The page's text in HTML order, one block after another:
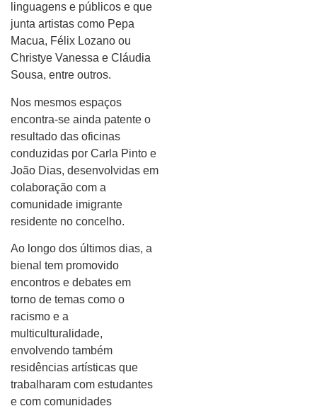
linguagens e públicos e que
junta artistas como Pepa
Macua, Félix Lozano ou
Christye Vanessa e Cláudia
Sousa, entre outros.
Nos mesmos espaços
encontra-se ainda patente o
resultado das oficinas
conduzidas por Carla Pinto e
João Dias, desenvolvidas em
colaboração com a
comunidade imigrante
residente no concelho.
Ao longo dos últimos dias, a
bienal tem promovido
encontros e debates em
torno de temas como o
racismo e a
multiculturalidade,
envolvendo também
residências artísticas que
trabalharam com estudantes
e com comunidades